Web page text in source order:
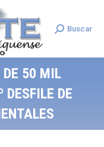
Search:
Buscar
DE 50 MIL
DE